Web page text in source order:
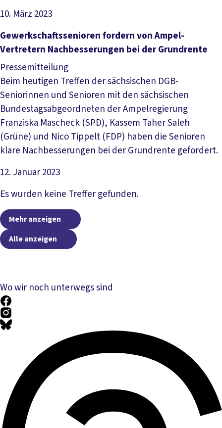
10. März 2023
Artikel lesen
Gewerkschaftssenioren fordern von Ampel-
Vertretern Nachbesserungen bei der Grundrente
Pressemitteilung
Beim heutigen Treffen der sächsischen DGB-
Seniorinnen und Senioren mit den sächsischen
Bundestagsabgeordneten der Ampelregierung
Franziska Mascheck (SPD), Kassem Taher Saleh
(Grüne) und Nico Tippelt (FDP) haben die Senioren
klare Nachbesserungen bei der Grundrente gefordert.
12. Januar 2023
Artikel lesen
Es wurden keine Treffer gefunden.
Mehr anzeigen
Alle anzeigen
Wo wir noch unterwegs sind